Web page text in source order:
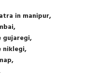
in manipur
gujaregi
niklegi